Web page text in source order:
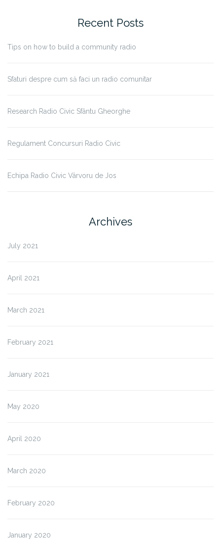
Recent Posts
Tips on how to build a community radio
Sfaturi despre cum să faci un radio comunitar
Research Radio Civic Sfântu Gheorghe
Regulament Concursuri Radio Civic
Echipa Radio Civic Vârvoru de Jos
Archives
July 2021
April 2021
March 2021
February 2021
January 2021
May 2020
April 2020
March 2020
February 2020
January 2020